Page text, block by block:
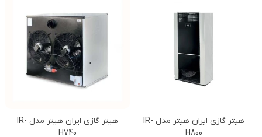
هیتر گازی ایران هیتر مدل IR-
H800
هیتر گازی ایران هیتر مدل IR-
H740